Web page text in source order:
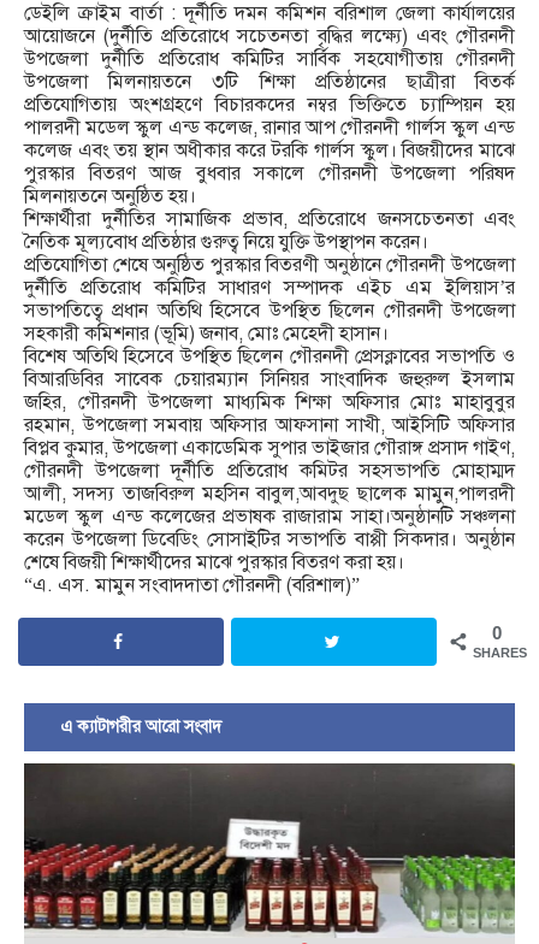
ডেইলি ক্রাইম বার্তা : দূর্নীতি দমন কমিশন বরিশাল জেলা কার্যালয়ের
আয়োজনে (দুর্নীতি প্রতিরোধে সচেতনতা বৃদ্ধির লক্ষ্যে) এবং গৌরনদী
উপজেলা দুর্নীতি প্রতিরোধ কমিটির সার্বিক সহযোগীতায় গৌরনদী
উপজেলা মিলনায়তনে ৩টি শিক্ষা প্রতিষ্ঠানের ছাত্রীরা বিতর্ক
প্রতিযোগিতায় অংশগ্রহণে বিচারকদের নম্বর ভিক্তিতে চ্যাম্পিয়ন হয়
পালরদী মডেল স্কুল এন্ড কলেজ, রানার আপ গৌরনদী গার্লস স্কুল এন্ড
কলেজ এবং তয় স্থান অধীকার করে টরকি গার্লস স্কুল। বিজয়ীদের মাঝে
পুরস্কার বিতরণ আজ বুধবার সকালে গৌরনদী উপজেলা পরিষদ
মিলনায়তনে অনুষ্ঠিত হয়।
শিক্ষার্থীরা দুর্নীতির সামাজিক প্রভাব, প্রতিরোধে জনসচেতনতা এবং
নৈতিক মূল্যবোধ প্রতিষ্ঠার গুরুত্ব নিয়ে যুক্তি উপস্থাপন করেন।
প্রতিযোগিতা শেষে অনুষ্ঠিত পুরস্কার বিতরণী অনুষ্ঠানে গৌরনদী উপজেলা
দুর্নীতি প্রতিরোধ কমিটির সাধারণ সম্পাদক এইচ এম ইলিয়াস’র
সভাপতিত্বে প্রধান অতিথি হিসেবে উপস্থিত ছিলেন গৌরনদী উপজেলা
সহকারী কমিশনার (ভূমি) জনাব, মোঃ মেহেদী হাসান।
বিশেষ অতিথি হিসেবে উপস্থিত ছিলেন গৌরনদী প্রেসক্লাবের সভাপতি ও
বিআরডিবির সাবেক চেয়ারম্যান সিনিয়র সাংবাদিক জহুরুল ইসলাম
জহির, গৌরনদী উপজেলা মাধ্যমিক শিক্ষা অফিসার মোঃ মাহাবুবুর
রহমান, উপজেলা সমবায় অফিসার আফসানা সাখী, আইসিটি অফিসার
বিপ্লব কুমার, উপজেলা একাডেমিক সুপার ভাইজার গৌরাঙ্গ প্রসাদ গাইণ,
গৌরনদী উপজেলা দূর্নীতি প্রতিরোধ কমিটর সহসভাপতি মোহাম্মদ
আলী, সদস্য তাজবিরুল মহসিন বাবুল,আবদুছ ছালেক মামুন,পালরদী
মডেল স্কুল এন্ড কলেজের প্রভাষক রাজারাম সাহা।অনুষ্ঠানটি সঞ্চলনা
করেন উপজেলা ডিবেডিং সোসাইটির সভাপতি বাপ্পী সিকদার। অনুষ্ঠান
শেষে বিজয়ী শিক্ষার্থীদের মাঝে পুরস্কার বিতরণ করা হয়।
“এ. এস. মামুন সংবাদদাতা গৌরনদী (বরিশাল)”
0
SHARES
এ ক্যাটাগরীর আরো সংবাদ